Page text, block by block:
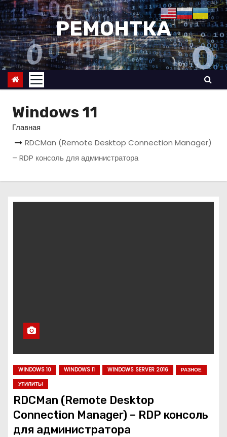
П
е
р
е
й
и
РЕМОНТКА
Windows 11
Главная
RDCMan (Remote Desktop Connection Manager)
– RDP консоль для администратора
WINDOWS 10 WINDOWS 11 WINDOWS SERVER 2016
РАЗНОЕ
УТИЛИТЫ
RDCMan (Remote Desktop
Connection Manager) – RDP консоль
для администратора